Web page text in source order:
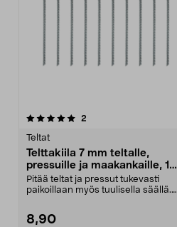
2
Teltat
Telttakiila 7 mm teltalle,
pressuille ja maakankaille, 10
kpl
Pitää teltat ja pressut tukevasti
paikoillaan myös tuulisella säällä.
8,90